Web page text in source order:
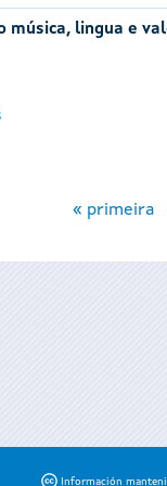
música, lingua e
« primeira
Información